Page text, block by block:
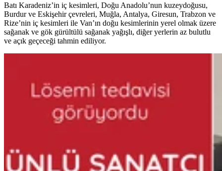
Batı Karadeniz’in iç kesimleri, Doğu Anadolu’nun kuzeydoğusu,
Burdur ve Eskişehir çevreleri, Muğla, Antalya, Giresun, Trabzon ve
Rize’nin iç kesimleri ile Van’ın doğu kesimlerinin yerel olmak üzere
sağanak ve gök gürültülü sağanak yağışlı, diğer yerlerin az bulutlu
ve açık geçeceği tahmin ediliyor.